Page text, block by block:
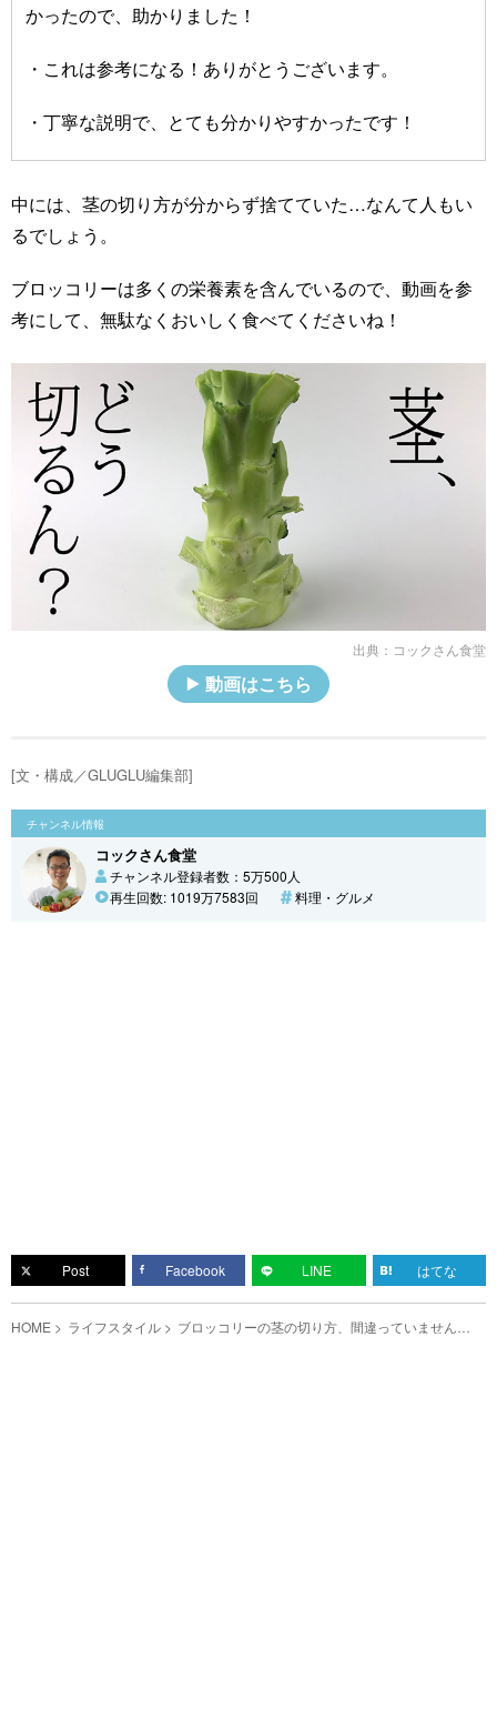
かったので、助かりました！
・これは参考になる！ありがとうございます。
・丁寧な説明で、とても分かりやすかったです！
中には、茎の切り方が分からず捨てていた…なんて人もい
るでしょう。
ブロッコリーは多くの栄養素を含んでいるので、動画を参
考にして、無駄なくおいしく食べてくださいね！
出典： コックさん食堂
動画はこちら
[文・構成／GLUGLU編集部]
チャンネル情報
コックさん食堂
チャンネル登録者数：5万500人
再生回数: 1019万7583回
料理・グルメ
Post Facebook LINE はてな
HOME ライフスタイル ブロッコリーの茎の切り方、間違っていません
か？ プロが教えるには…